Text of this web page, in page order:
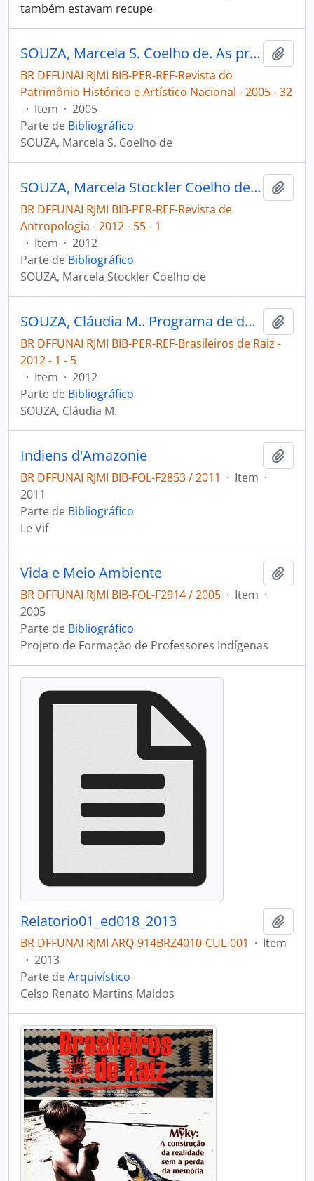
também estavam recupe
SOUZA, Marcela S. Coelho de. As propriedades da cultura no Brasil Central Indígena [Revista do Patrimônio Histórico e Artístico Nacional]
BR DFFUNAI RJMI BIB-PER-REF-Revista do
Patrimônio Histórico e Artístico Nacional - 2005 - 32
· Item · 2005
Parte de Bibliográfico
SOUZA, Marcela S. Coelho de
SOUZA, Marcela Stockler Coelho de. A pintura esquecida e o desenho roubado contrato, troca e criatividade entre os Kisêdjê [Revista de Antropologia]
BR DFFUNAI RJMI BIB-PER-REF-Revista de
Antropologia - 2012 - 55 - 1
· Item · 2012
Parte de Bibliográfico
SOUZA, Marcela Stockler Coelho de
SOUZA, Cláudia M.. Programa de documentação de línguas indígenas aposta no protagonismo das comunidades [Brasileiros de Raiz]
BR DFFUNAI RJMI BIB-PER-REF-Brasileiros de Raiz -
2012 - 1 - 5
· Item · 2012
Parte de Bibliográfico
SOUZA, Cláudia M.
Indiens d'Amazonie
BR DFFUNAI RJMI BIB-FOL-F2853 / 2011 · Item ·
2011
Parte de Bibliográfico
Le Vif
Vida e Meio Ambiente
BR DFFUNAI RJMI BIB-FOL-F2914 / 2005 · Item ·
2005
Parte de Bibliográfico
Projeto de Formação de Professores Indígenas
Relatorio01_ed018_2013
BR DFFUNAI RJMI ARQ-914BRZ4010-CUL-001 · Item
· 2013
Parte deArquivístico
Celso Renato Martins Maldos